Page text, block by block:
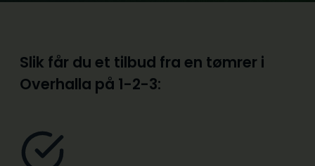
Slik får du et tilbud fra en tømrer i
Overhalla på 1-2-3: